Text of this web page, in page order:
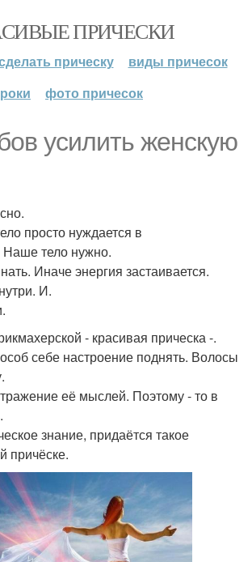
ПРИЧЕСКИ
прическу
виды причесок
фото причесок
усилить женскую
просто нуждается в
Наше тело нужно.
Иначе энергия застаивается.
И.
- красивая прическа -.
себе настроение поднять. Волосы
её мыслей. Поэтому - то в
знание, придаётся такое
причёске.